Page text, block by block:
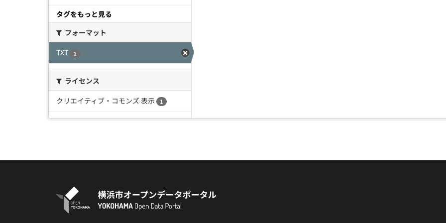
タグをもっと見る
フォーマット
TXT
1
ライセンス
クリエイティブ・コモンズ 表示
1